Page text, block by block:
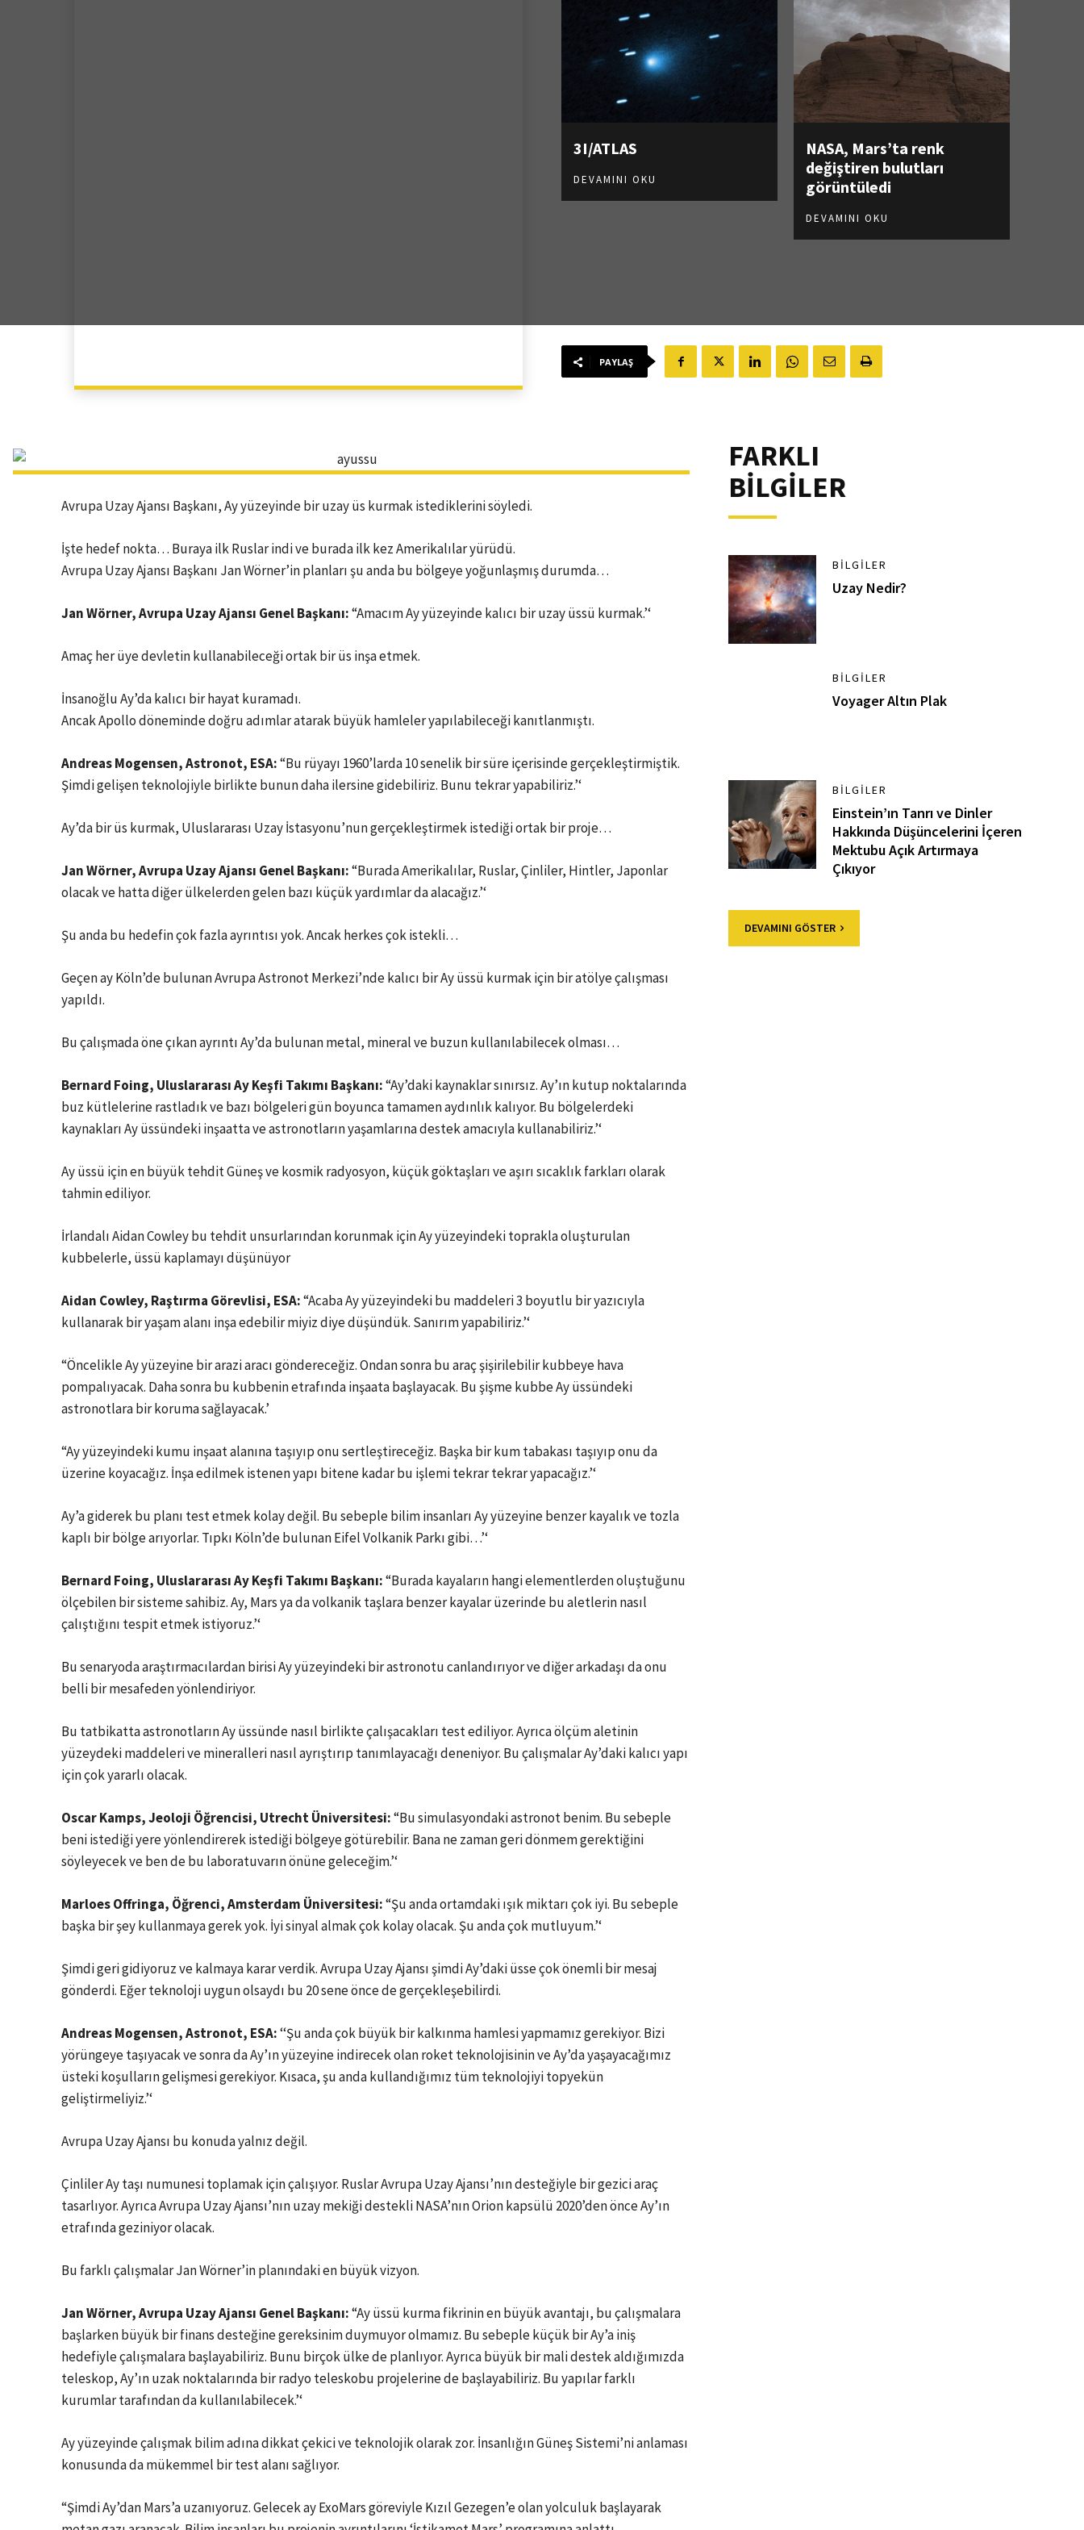
3I/ATLAS
DEVAMINI OKU
NASA, Mars’ta renk
değiştiren bulutları
görüntüledi
DEVAMINI OKU
PAYLAŞ
Avrupa Uzay Ajansı Başkanı, Ay yüzeyinde bir uzay üs kurmak istediklerini söyledi.
İşte hedef nokta… Buraya ilk Ruslar indi ve burada ilk kez Amerikalılar yürüdü.
Avrupa Uzay Ajansı Başkanı Jan Wörner’in planları şu anda bu bölgeye yoğunlaşmış durumda…
Jan Wörner, Avrupa Uzay Ajansı Genel Başkanı:“Amacım Ay yüzeyinde kalıcı bir uzay üssü kurmak.’‘
Amaç her üye devletin kullanabileceği ortak bir üs inşa etmek.
İnsanoğlu Ay’da kalıcı bir hayat kuramadı.
Ancak Apollo döneminde doğru adımlar atarak büyük hamleler yapılabileceği kanıtlanmıştı.
Andreas Mogensen, Astronot, ESA:“Bu rüyayı 1960’larda 10 senelik bir süre içerisinde gerçekleştirmiştik.
Şimdi gelişen teknolojiyle birlikte bunun daha ilersine gidebiliriz. Bunu tekrar yapabiliriz.’‘
Ay’da bir üs kurmak, Uluslararası Uzay İstasyonu’nun gerçekleştirmek istediği ortak bir proje…
Jan Wörner, Avrupa Uzay Ajansı Genel Başkanı:“Burada Amerikalılar, Ruslar, Çinliler, Hintler, Japonlar
olacak ve hatta diğer ülkelerden gelen bazı küçük yardımlar da alacağız.’‘
Şu anda bu hedefin çok fazla ayrıntısı yok. Ancak herkes çok istekli…
Geçen ay Köln’de bulunan Avrupa Astronot Merkezi’nde kalıcı bir Ay üssü kurmak için bir atölye çalışması
yapıldı.
Bu çalışmada öne çıkan ayrıntı Ay’da bulunan metal, mineral ve buzun kullanılabilecek olması…
Bernard Foing, Uluslararası Ay Keşfi Takımı Başkanı:“Ay’daki kaynaklar sınırsız. Ay’ın kutup noktalarında
buz kütlelerine rastladık ve bazı bölgeleri gün boyunca tamamen aydınlık kalıyor. Bu bölgelerdeki
kaynakları Ay üssündeki inşaatta ve astronotların yaşamlarına destek amacıyla kullanabiliriz.’‘
Ay üssü için en büyük tehdit Güneş ve kosmik radyosyon, küçük göktaşları ve aşırı sıcaklık farkları olarak
tahmin ediliyor.
İrlandalı Aidan Cowley bu tehdit unsurlarından korunmak için Ay yüzeyindeki toprakla oluşturulan
kubbelerle, üssü kaplamayı düşünüyor
Aidan Cowley, Raştırma Görevlisi, ESA:“Acaba Ay yüzeyindeki bu maddeleri 3 boyutlu bir yazıcıyla
kullanarak bir yaşam alanı inşa edebilir miyiz diye düşündük. Sanırım yapabiliriz.’‘
“Öncelikle Ay yüzeyine bir arazi aracı göndereceğiz. Ondan sonra bu araç şişirilebilir kubbeye hava
pompalıyacak. Daha sonra bu kubbenin etrafında inşaata başlayacak. Bu şişme kubbe Ay üssündeki
astronotlara bir koruma sağlayacak.’
“Ay yüzeyindeki kumu inşaat alanına taşıyıp onu sertleştireceğiz. Başka bir kum tabakası taşıyıp onu da
üzerine koyacağız. İnşa edilmek istenen yapı bitene kadar bu işlemi tekrar tekrar yapacağız.’‘
Ay’a giderek bu planı test etmek kolay değil. Bu sebeple bilim insanları Ay yüzeyine benzer kayalık ve tozla
kaplı bir bölge arıyorlar. Tıpkı Köln’de bulunan Eifel Volkanik Parkı gibi…’‘
Bernard Foing, Uluslararası Ay Keşfi Takımı Başkanı:“Burada kayaların hangi elementlerden oluştuğunu
ölçebilen bir sisteme sahibiz. Ay, Mars ya da volkanik taşlara benzer kayalar üzerinde bu aletlerin nasıl
çalıştığını tespit etmek istiyoruz.’‘
Bu senaryoda araştırmacılardan birisi Ay yüzeyindeki bir astronotu canlandırıyor ve diğer arkadaşı da onu
belli bir mesafeden yönlendiriyor.
Bu tatbikatta astronotların Ay üssünde nasıl birlikte çalışacakları test ediliyor. Ayrıca ölçüm aletinin
yüzeydeki maddeleri ve mineralleri nasıl ayrıştırıp tanımlayacağı deneniyor. Bu çalışmalar Ay’daki kalıcı yapı
için çok yararlı olacak.
Oscar Kamps, Jeoloji Öğrencisi, Utrecht Üniversitesi:“Bu simulasyondaki astronot benim. Bu sebeple
beni istediği yere yönlendirerek istediği bölgeye götürebilir. Bana ne zaman geri dönmem gerektiğini
söyleyecek ve ben de bu laboratuvarın önüne geleceğim.’‘
Marloes Offringa, Öğrenci, Amsterdam Üniversitesi:“Şu anda ortamdaki ışık miktarı çok iyi. Bu sebeple
başka bir şey kullanmaya gerek yok. İyi sinyal almak çok kolay olacak. Şu anda çok mutluyum.’‘
Şimdi geri gidiyoruz ve kalmaya karar verdik. Avrupa Uzay Ajansı şimdi Ay’daki üsse çok önemli bir mesaj
gönderdi. Eğer teknoloji uygun olsaydı bu 20 sene önce de gerçekleşebilirdi.
Andreas Mogensen, Astronot, ESA:‘‘Şu anda çok büyük bir kalkınma hamlesi yapmamız gerekiyor. Bizi
yörüngeye taşıyacak ve sonra da Ay’ın yüzeyine indirecek olan roket teknolojisinin ve Ay’da yaşayacağımız
üsteki koşulların gelişmesi gerekiyor. Kısaca, şu anda kullandığımız tüm teknolojiyi topyekün
geliştirmeliyiz.’‘
Avrupa Uzay Ajansı bu konuda yalnız değil.
Çinliler Ay taşı numunesi toplamak için çalışıyor. Ruslar Avrupa Uzay Ajansı’nın desteğiyle bir gezici araç
tasarlıyor. Ayrıca Avrupa Uzay Ajansı’nın uzay mekiği destekliNASA’nın Orion kapsülü 2020’den önce Ay’ın
etrafında geziniyor olacak.
Bu farklı çalışmalar Jan Wörner’in planındaki en büyük vizyon.
Jan Wörner, Avrupa Uzay Ajansı Genel Başkanı:“Ay üssü kurma fikrinin en büyük avantajı, bu çalışmalara
başlarken büyük bir finans desteğine gereksinim duymuyor olmamız. Bu sebeple küçük bir Ay’a iniş
hedefiyle çalışmalara başlayabiliriz. Bunu birçok ülke de planlıyor. Ayrıca büyük bir mali destek aldığımızda
teleskop, Ay’ın uzak noktalarında bir radyo teleskobu projelerine de başlayabiliriz. Bu yapılar farklı
kurumlar tarafından da kullanılabilecek.’‘
Ay yüzeyinde çalışmak bilim adına dikkat çekici ve teknolojik olarak zor. İnsanlığın Güneş Sistemi’ni anlaması
konusunda da mükemmel bir test alanı sağlıyor.
“Şimdi Ay’dan Mars’a uzanıyoruz. Gelecek ay ExoMars göreviyle Kızıl Gezegen’e olan yolculuk başlayarak
FARKLI
BİLGİLER
BILGILER
Uzay Nedir?
BILGILER
Voyager Altın Plak
BILGILER
Einstein’ın Tanrı ve Dinler
Hakkında Düşüncelerini İçeren
Mektubu Açık Artırmaya
Çıkıyor
DEVAMINI GÖSTER